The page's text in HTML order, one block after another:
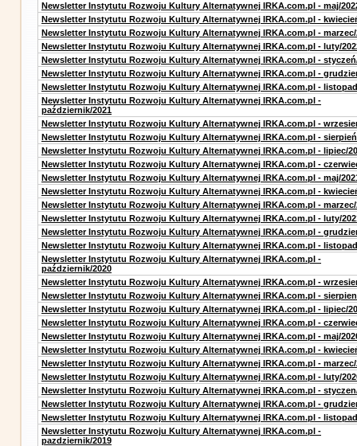
Newsletter Instytutu Rozwoju Kultury Alternatywnej IRKA.com.pl - maj/
Newsletter Instytutu Rozwoju Kultury Alternatywnej IRKA.com.pl -
Newsletter Instytutu Rozwoju Kultury Alternatywnej IRKA.com.pl - marzec/
Newsletter Instytutu Rozwoju Kultury Alternatywnej IRKA.com.pl - luty/
Newsletter Instytutu Rozwoju Kultury Alternatywnej IRKA.com.pl -
Newsletter Instytutu Rozwoju Kultury Alternatywnej IRKA.com.pl -
Newsletter Instytutu Rozwoju Kultury Alternatywnej IRKA.com.pl -
Newsletter Instytutu Rozwoju Kultury Alternatywnej IRKA.com.pl -
październik/2021
Newsletter Instytutu Rozwoju Kultury Alternatywnej IRKA.com.pl -
Newsletter Instytutu Rozwoju Kultury Alternatywnej IRKA.com.pl -
Newsletter Instytutu Rozwoju Kultury Alternatywnej IRKA.com.pl - lipiec/
Newsletter Instytutu Rozwoju Kultury Alternatywnej IRKA.com.pl -
Newsletter Instytutu Rozwoju Kultury Alternatywnej IRKA.com.pl - maj/
Newsletter Instytutu Rozwoju Kultury Alternatywnej IRKA.com.pl -
Newsletter Instytutu Rozwoju Kultury Alternatywnej IRKA.com.pl - marzec/
Newsletter Instytutu Rozwoju Kultury Alternatywnej IRKA.com.pl - luty/
Newsletter Instytutu Rozwoju Kultury Alternatywnej IRKA.com.pl -
Newsletter Instytutu Rozwoju Kultury Alternatywnej IRKA.com.pl -
Newsletter Instytutu Rozwoju Kultury Alternatywnej IRKA.com.pl -
październik/2020
Newsletter Instytutu Rozwoju Kultury Alternatywnej IRKA.com.pl -
Newsletter Instytutu Rozwoju Kultury Alternatywnej IRKA.com.pl -
Newsletter Instytutu Rozwoju Kultury Alternatywnej IRKA.com.pl - lipiec/
Newsletter Instytutu Rozwoju Kultury Alternatywnej IRKA.com.pl -
Newsletter Instytutu Rozwoju Kultury Alternatywnej IRKA.com.pl - maj/
Newsletter Instytutu Rozwoju Kultury Alternatywnej IRKA.com.pl -
Newsletter Instytutu Rozwoju Kultury Alternatywnej IRKA.com.pl - marzec/
Newsletter Instytutu Rozwoju Kultury Alternatywnej IRKA.com.pl - luty/
Newsletter Instytutu Rozwoju Kultury Alternatywnej IRKA.com.pl -
Newsletter Instytutu Rozwoju Kultury Alternatywnej IRKA.com.pl -
Newsletter Instytutu Rozwoju Kultury Alternatywnej IRKA.com.pl -
Newsletter Instytutu Rozwoju Kultury Alternatywnej IRKA.com.pl -
pazdziernik/2019